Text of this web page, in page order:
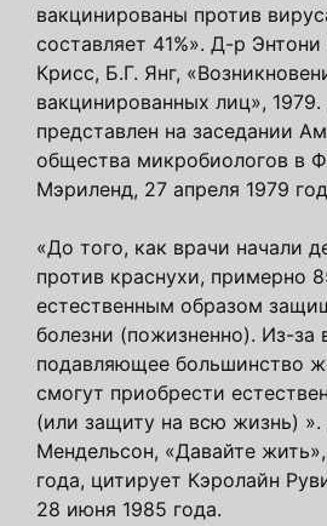
вакцинированы против
составляет 41%». Д-р
Крисс, Б.Г. Янг,
вакцинированных лиц»,
представлен на заседании
общества микробиологов в
Мэриленд, 27 апреля 1979
«До того, как врачи начали
против краснухи, примерно
естественным образом
болезни (пожизненно). Из-за
подавляющее большинство
смогут приобрести
(или защиту на всю жизнь)
Мендельсон, «Давайте
года, цитирует Кэролайн
28 июня 1985 года.